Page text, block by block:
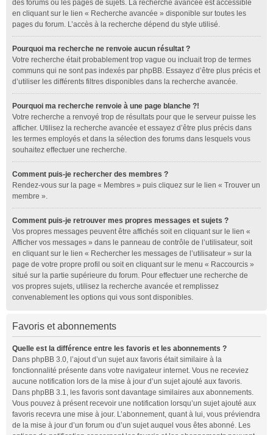
des forums ou les pages de sujets. La recherche avancée est accessible
en cliquant sur le lien « Recherche avancée » disponible sur toutes les
pages du forum. L’accès à la recherche dépend du style utilisé.
Pourquoi ma recherche ne renvoie aucun résultat ?
Votre recherche était probablement trop vague ou incluait trop de termes
communs qui ne sont pas indexés par phpBB. Essayez d’être plus précis et
d’utiliser les différents filtres disponibles dans la recherche avancée.
Pourquoi ma recherche renvoie à une page blanche ?!
Votre recherche a renvoyé trop de résultats pour que le serveur puisse les
afficher. Utilisez la recherche avancée et essayez d’être plus précis dans
les termes employés et dans la sélection des forums dans lesquels vous
souhaitez effectuer une recherche.
Comment puis-je rechercher des membres ?
Rendez-vous sur la page « Membres » puis cliquez sur le lien « Trouver un
membre ».
Comment puis-je retrouver mes propres messages et sujets ?
Vos propres messages peuvent être affichés soit en cliquant sur le lien «
Afficher vos messages » dans le panneau de contrôle de l’utilisateur, soit
en cliquant sur le lien « Rechercher les messages de l’utilisateur » sur la
page de votre propre profil ou soit en cliquant sur le menu « Raccourcis »
situé sur la partie supérieure du forum. Pour effectuer une recherche de
vos propres sujets, utilisez la recherche avancée et remplissez
convenablement les options qui vous sont disponibles.
Favoris et abonnements
Quelle est la différence entre les favoris et les abonnements ?
Dans phpBB 3.0, l’ajout d’un sujet aux favoris était similaire à la
fonctionnalité présente dans votre navigateur internet. Vous ne receviez
aucune notification lors de la mise à jour d’un sujet ajouté aux favoris.
Dans phpBB 3.1, les favoris sont davantage similaires aux abonnements.
Vous pouvez à présent recevoir une notification lorsqu’un sujet ajouté aux
favoris recevra une mise à jour. L’abonnement, quant à lui, vous préviendra
de la mise à jour d’un forum ou d’un sujet auquel vous êtes abonné. Les